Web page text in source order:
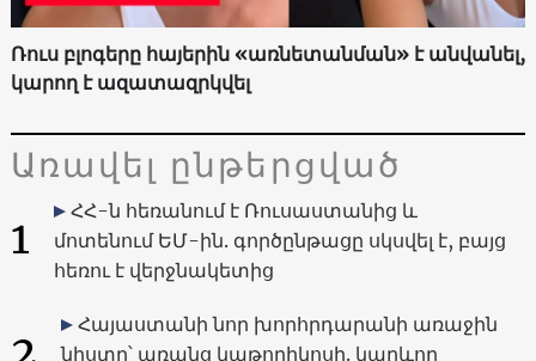
Ռուս բլոգերը հայերին «առնետանման» է անվանել,
կարող է ազատազրկվել
Առավել ընթերցված
1
ՀՀ-ն հեռանում է Ռուսաստանից և
մոտենում ԵՄ-ին. գործընթացը սկսվել է, բայց
հեռու է վերջնակետից
Հայաստանի նոր խորհրդարանի առաջին
նիստը՝ առանց կաթողիկոսի. կարևոր